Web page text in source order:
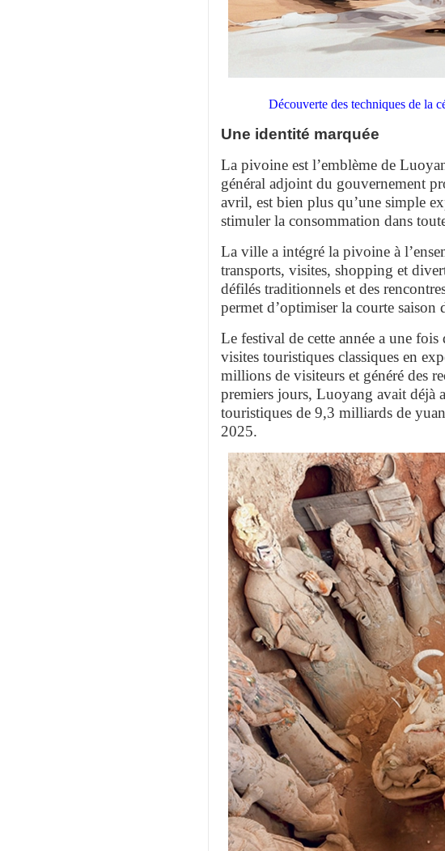
Découverte des techniques de la
Une identité marquée
La pivoine est l’emblème de
général adjoint du gouvernement
avril, est bien plus qu’une simple
stimuler la consommation dans
La ville a intégré la pivoine à
transports, visites, shopping et
défilés traditionnels et des
permet d’optimiser la courte saison
Le festival de cette année a une
visites touristiques classiques en
millions de visiteurs et généré des
premiers jours, Luoyang avait déjà
touristiques de 9,3 milliards de
2025.